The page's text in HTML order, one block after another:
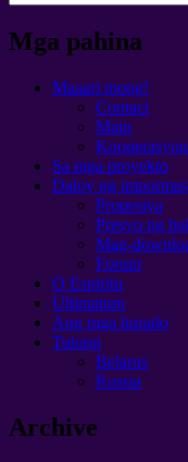
Mga pahina
Maaari mong!
Contact
Main
Kooperasyon
Sa mga proyekto
Daloy ng
Propesiya
Presyo ng
Mag-
Forum
O Espiritu
Ultimatum
Ang mga hurado
Tulong
Belarus
Russia
Archive